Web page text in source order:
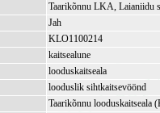
Taarikõnnu LKA, Laianiidu
Jah
KLO1100214
kaitsealune
looduskaitseala
looduslik sihtkaitsevöönd
Taarikõnnu looduskaitseala